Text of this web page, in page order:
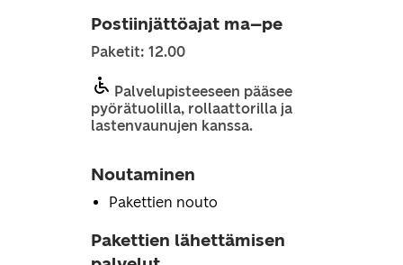
Postiinjättöajat ma–pe
Paketit: 12.00
Palvelupisteeseen pääsee
pyörätuolilla, rollaattorilla ja
lastenvaunujen kanssa.
Noutaminen
Pakettien nouto
Pakettien lähettämisen